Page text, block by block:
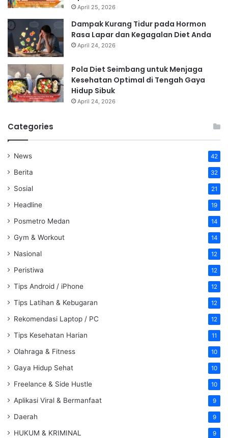
April 25, 2026
Dampak Kurang Tidur pada Hormon
Rasa Lapar dan Kegagalan Diet Anda
April 24, 2026
Pola Diet Seimbang untuk Menjaga
Kesehatan Optimal di Tengah Gaya
Hidup Sibuk
April 24, 2026
Categories
News 42
Berita 32
Sosial 21
Headline 19
Posmetro Medan 14
Gym & Workout 14
Nasional 12
Peristiwa 12
Tips Android / iPhone 12
Tips Latihan & Kebugaran 12
Rekomendasi Laptop / PC 12
Tips Kesehatan Harian 11
Olahraga & Fitness 10
Gaya Hidup Sehat 10
Freelance & Side Hustle 10
Aplikasi Viral & Bermanfaat 9
Daerah 9
HUKUM & KRIMINAL 9